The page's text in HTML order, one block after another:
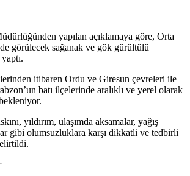
yapılan açıklamaya göre, Orta
görülecek sağanak ve gök gürültülü
itibaren Ordu ve Giresun çevreleri ile
batı ilçelerinde aralıklı ve yerel olarak
yıldırım, ulaşımda aksamalar, yağış
gibi olumsuzluklara karşı dikkatli ve tedbirli